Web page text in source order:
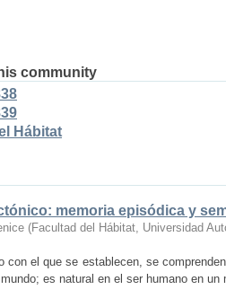
community
Hábitat
memoria episódica y
(Facultad del Hábitat, Universidad
con el que se establecen, se
es natural en el ser humano en